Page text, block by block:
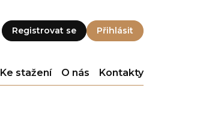
Registrovat se Přihlásit
Ke stažení O nás Kontakty